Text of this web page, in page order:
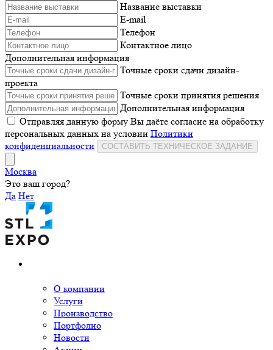
Название выставки
E-mail
Телефон
Контактное лицо
Дополнительная информация
Точные сроки сдачи дизайн-
проекта
Точные сроки принятия решения
Дополнительная информация
Отправляя данную форму Вы даёте согласие на обработку
персональных данных на условии Политики
конфиденциальности
СОСТАВИТЬ ТЕХНИЧЕСКОЕ ЗАДАНИЕ
Москва
Это ваш город?
Да Нет
О компании
Услуги
Производство
Портфолио
Новости